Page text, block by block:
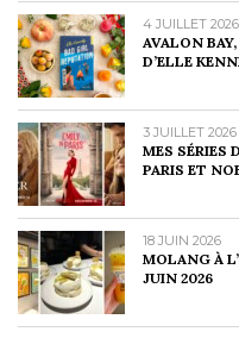
4 JUILLET 2026
AVALON
D’ELLE
3 JUILLET 2026
MES SÉRIES
PARIS ET
18 JUIN 2026
MOLANG À
JUIN 2026